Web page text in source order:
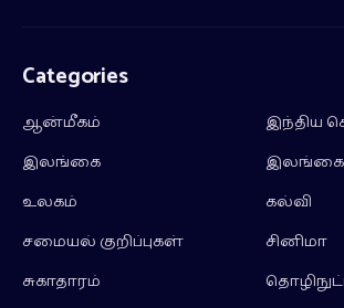
Categories
ஆன்மீகம்
இந்திய
இலங்கை
இலங்கை
உலகம்
கல்வி
சமையல் குறிப்புகள்
சினிமா
சுகாதாரம்